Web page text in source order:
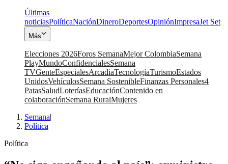
Últimas
noticiasPolíticaNaciónDineroDeportesOpiniónImpresaJet Set
Más
Elecciones 2026Foros SemanaMejor ColombiaSemana
PlayMundoConfidencialesSemana
TVGenteEspecialesArcadiaTecnologíaTurismoEstados
UnidosVehículosSemana SostenibleFinanzas Personales4
PatasSaludLoteríasEducaciónContenido en
colaboraciónSemana RuralMujeres
Semana|
Política
Política